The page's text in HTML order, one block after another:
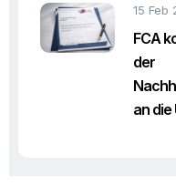
15 Feb
FCA
der
an die